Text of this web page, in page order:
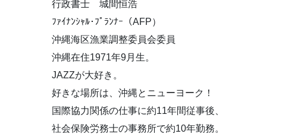
行政書士 城間恒浩
ﾌｧｲﾅﾝｼｬﾙ･ﾌﾟﾗﾝﾅｰ（AFP）
沖縄海区漁業調整委員会委員
沖縄在住1971年9月生。
JAZZが大好き。
好きな場所は、沖縄とニューヨーク！
国際協力関係の仕事に約11年間従事後、
社会保険労務士の事務所で約10年勤務。